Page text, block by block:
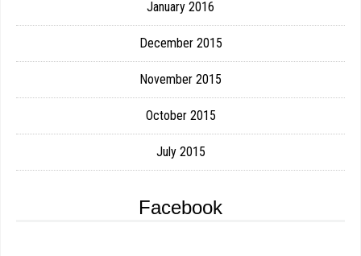
January 2016
December 2015
November 2015
October 2015
July 2015
Facebook